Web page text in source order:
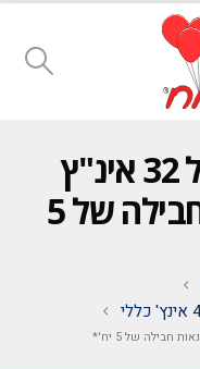
מיילר בת הים סגול 32 אינ"ץ
*מגיע בסיטונאות חבילה של 5